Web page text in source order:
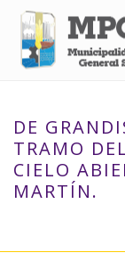
DE
TRAMO
CIELO
MARTÍN.